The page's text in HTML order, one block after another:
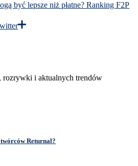
być lepsze niż płatne? Ranking F2P
rozrywki i aktualnych trendów
Returnal?